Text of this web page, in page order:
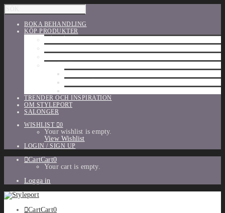
BOKA BEHANDLING
KÖP PRODUKTER
TRENDER OCH INSPIRATION
OM STYLEPORT
SALONGER
WISHLIST
0
Your wishlist is empty.
View Wishlist
LOGIN / SIGN UP
CartCart0
Your cart is empty.
Logga in
CartCart0